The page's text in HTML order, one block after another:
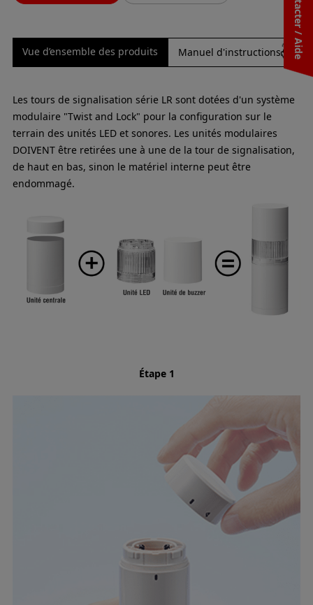
Vue d’ensemble des produits Manuel d'instructions/
Les tours de signalisation série LR sont dotées d'un système
modulaire "Twist and Lock" pour la configuration sur le
terrain des unités LED et sonores. Les unités modulaires
DOIVENT être retirées une à une de la tour de signalisation,
de haut en bas, sinon le matériel interne peut être
endommagé.
Étape 1